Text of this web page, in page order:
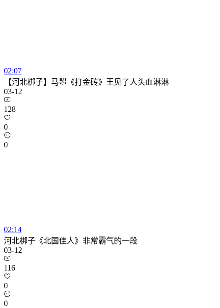
02:07
【河北梆子】马曌《打金砖》王见了人头血淋淋
03-12
128
0
0
02:14
河北梆子《北国佳人》非常霸气的一段
03-12
116
0
0